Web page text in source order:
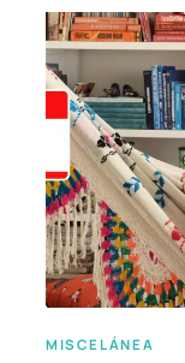
MISCELÁNEA